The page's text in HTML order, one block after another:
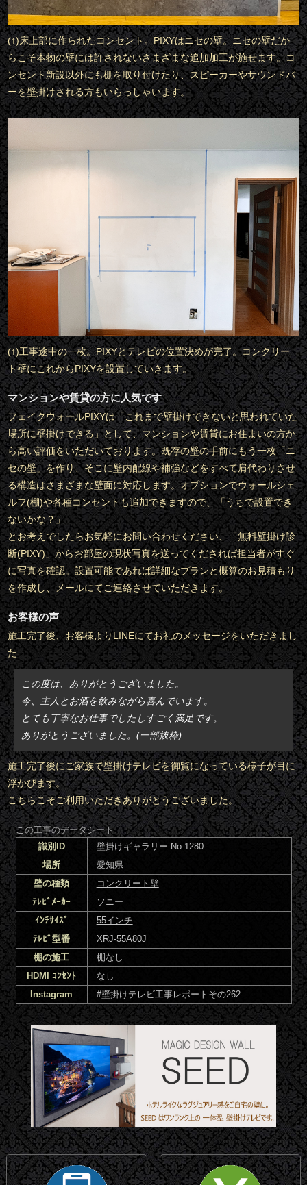
(↑)床上部に作られたコンセント。PIXYはニセの壁。ニセの壁だか
らこそ本物の壁には許されないさまざまな追加加工が施せます。コ
ンセント新設以外にも棚を取り付けたり、スピーカーやサウンドバ
ーを壁掛けされる方もいらっしゃいます。
(↑)工事途中の一枚。PIXYとテレビの位置決めが完了。コンクリー
ト壁にこれからPIXYを設置していきます。
マンションや賃貸の方に人気です
フェイクウォールPIXYは「これまで壁掛けできないと思われていた
場所に壁掛けできる」として、マンションや賃貸にお住まいの方か
ら高い評価をいただいております。既存の壁の手前にもう一枚「ニ
セの壁」を作り、そこに壁内配線や補強などをすべて肩代わりさせ
る構造はさまざまな壁面に対応します。オプションでウォールシェ
ルフ(棚)や各種コンセントも追加できますので、「うちで設置でき
ないかな？」
とお考えでしたらお気軽にお問い合わせください、「無料壁掛け診
断(PIXY)」からお部屋の現状写真を送ってくだされば担当者がすぐ
に写真を確認。設置可能であれば詳細なプランと概算のお見積もり
を作成し、メールにてご連絡させていただきます。
お客様の声
施工完了後、お客様よりLINEにてお礼のメッセージをいただきまし
た
この度は、ありがとうございました。
今、主人とお酒を飲みながら喜んでいます。
とても丁寧なお仕事でしたしすごく満足です。
ありがとうございました。(一部抜粋)
施工完了後にご家族で壁掛けテレビを御覧になっている様子が目に
浮かびます。
こちらこそご利用いただきありがとうございました。
この工事のデータシート
識別ID
壁掛けギャラリー No.1280
場所
愛知県
壁の種類
コンクリート壁
ﾃﾚﾋﾞﾒｰｶｰ
ソニー
ｲﾝﾁｻｲｽﾞ
55インチ
ﾃﾚﾋﾞ型番
XRJ-55A80J
棚の施工
棚なし
HDMI ｺﾝｾﾝﾄ
なし
Instagram
#壁掛けテレビ工事レポートその262